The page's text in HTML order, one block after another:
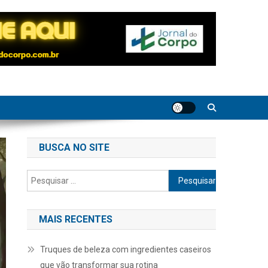
BUSCA NO SITE
Pesquisar
por:
MAIS RECENTES
Truques de beleza com ingredientes caseiros
que vão transformar sua rotina